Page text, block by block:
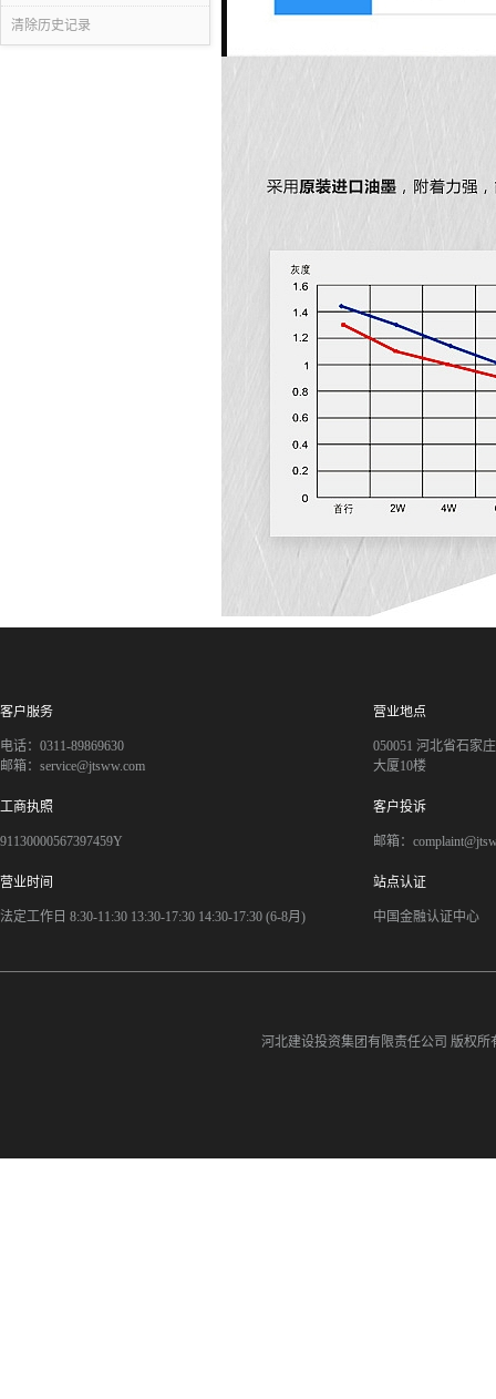
清除历史记录
客户服务
电话：0311-89869630
邮箱：service@jtsww.com
营业地点
050051 河北省石家
大厦10楼
工商执照
91130000567397459Y
客户投诉
邮箱：
营业时间
法定工作日 8:30-11:30 13:30-17:30 14:30-17:30 (6-8月)
站点认证
中国金融认证中心
河北建设投资集团有限责任公司 版权所